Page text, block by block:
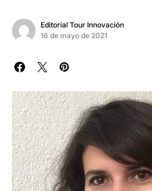
Editorial Tour Innovación
16 de mayo de 2021